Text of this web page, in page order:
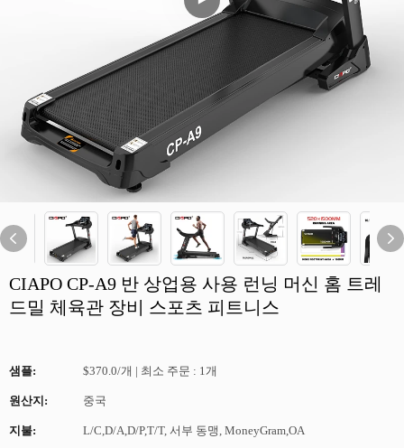
CIAPO CP-A9 반 상업용 사용 런닝 머신 홈 트레
드밀 체육관 장비 스포츠 피트니스
샘플: $370.0/개 | 최소 주문 : 1개
원산지: 중국
지불: L/C,D/A,D/P,T/T, 서부 동맹, MoneyGram,OA